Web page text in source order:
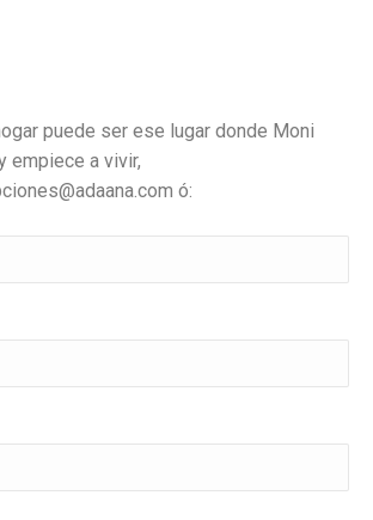
puede ser ese lugar donde Moni
empiece a vivir,
ó: